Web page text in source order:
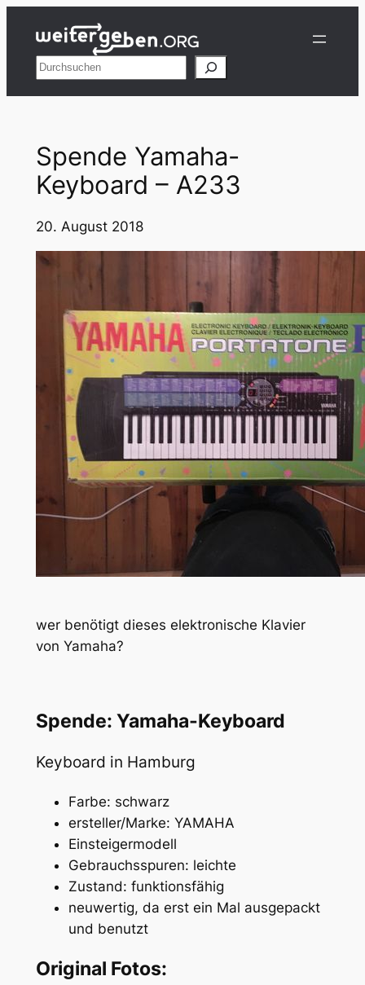
Inhalt
springenSuchen
Spende Yamaha-
Keyboard – A233
20. August 2018
wer benötigt dieses elektronische Klavier
von Yamaha?
Spende: Yamaha-Keyboard
Keyboard in Hamburg
Farbe: schwarz
ersteller/Marke: YAMAHA
Einsteigermodell
Gebrauchsspuren: leichte
Zustand: funktionsfähig
neuwertig, da erst ein Mal ausgepackt
und benutzt
Original Fotos: